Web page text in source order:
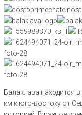
Балаклава находится
км к юго-востоку от